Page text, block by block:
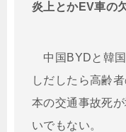
炎上とかEV車の
中国BYDと韓国
しだしたら高齢
本の交通事故死
いでもない。